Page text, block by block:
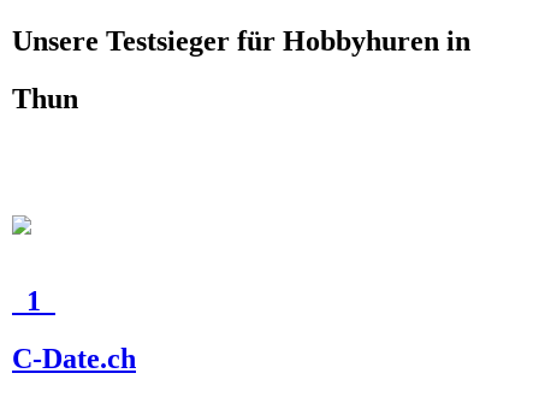
Unsere Testsieger für Hobbyhuren in
Thun
1
C-Date.ch